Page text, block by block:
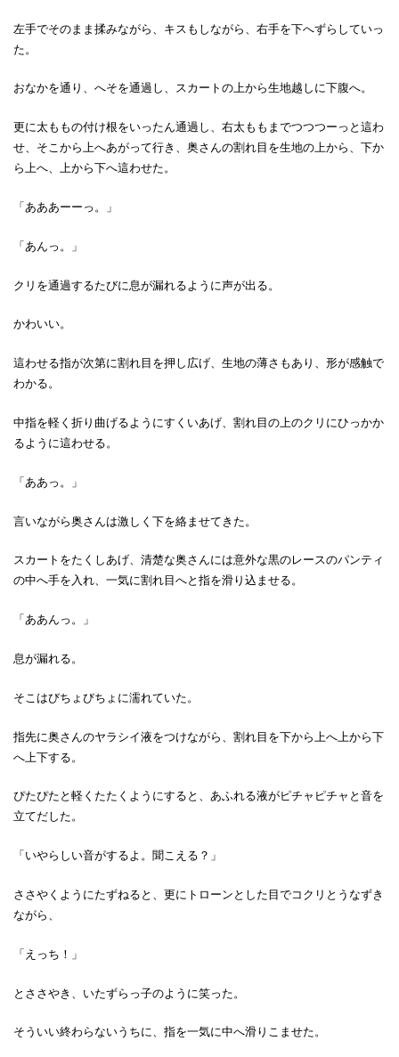
左手でそのまま揉みながら、キスもしながら、右手を下へずらしていっ
た。
おなかを通り、へそを通過し、スカートの上から生地越しに下腹へ。
更に太ももの付け根をいったん通過し、右太ももまでつつつーっと這わ
せ、そこから上へあがって行き、奥さんの割れ目を生地の上から、下か
ら上へ、上から下へ這わせた。
「あああーーっ。」
「あんっ。」
クリを通過するたびに息が漏れるように声が出る。
かわいい。
這わせる指が次第に割れ目を押し広げ、生地の薄さもあり、形が感触で
わかる。
中指を軽く折り曲げるようにすくいあげ、割れ目の上のクリにひっかか
るように這わせる。
「ああっ。」
言いながら奥さんは激しく下を絡ませてきた。
スカートをたくしあげ、清楚な奥さんには意外な黒のレースのパンティ
の中へ手を入れ、一気に割れ目へと指を滑り込ませる。
「ああんっ。」
息が漏れる。
そこはびちょびちょに濡れていた。
指先に奥さんのヤラシイ液をつけながら、割れ目を下から上へ上から下
へ上下する。
ぴたぴたと軽くたたくようにすると、あふれる液がピチャピチャと音を
立てだした。
「いやらしい音がするよ。聞こえる？」
ささやくようにたずねると、更にトローンとした目でコクリとうなずき
ながら、
「えっち！」
とささやき、いたずらっ子のように笑った。
そういい終わらないうちに、指を一気に中へ滑りこませた。